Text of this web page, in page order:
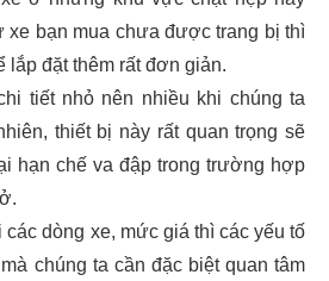
xe bạn mua chưa được trang bị thì
lắp đặt thêm rất đơn giản.
tiết nhỏ nên nhiều khi chúng ta
thiết bị này rất quan trọng sẽ
hạn chế va đập trong trường hợp
các dòng xe, mức giá thì các yếu tố
chúng ta cần đặc biệt quan tâm